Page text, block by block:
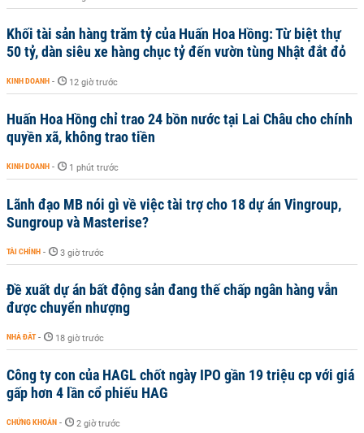
Khối tài sản hàng trăm tỷ của Huấn Hoa Hồng: Từ biệt thự
50 tỷ, dàn siêu xe hàng chục tỷ đến vườn tùng Nhật đắt đỏ
KINH DOANH - 12 giờ trước
Huấn Hoa Hồng chỉ trao 24 bồn nước tại Lai Châu cho chính
quyền xã, không trao tiền
KINH DOANH - 1 phút trước
Lãnh đạo MB nói gì về việc tài trợ cho 18 dự án Vingroup,
Sungroup và Masterise?
TÀI CHÍNH - 3 giờ trước
Đề xuất dự án bất động sản đang thế chấp ngân hàng vẫn
được chuyển nhượng
NHÀ ĐẤT - 18 giờ trước
Công ty con của HAGL chốt ngày IPO gần 19 triệu cp với giá
gấp hơn 4 lần cổ phiếu HAG
CHỨNG KHOÁN - 2 giờ trước